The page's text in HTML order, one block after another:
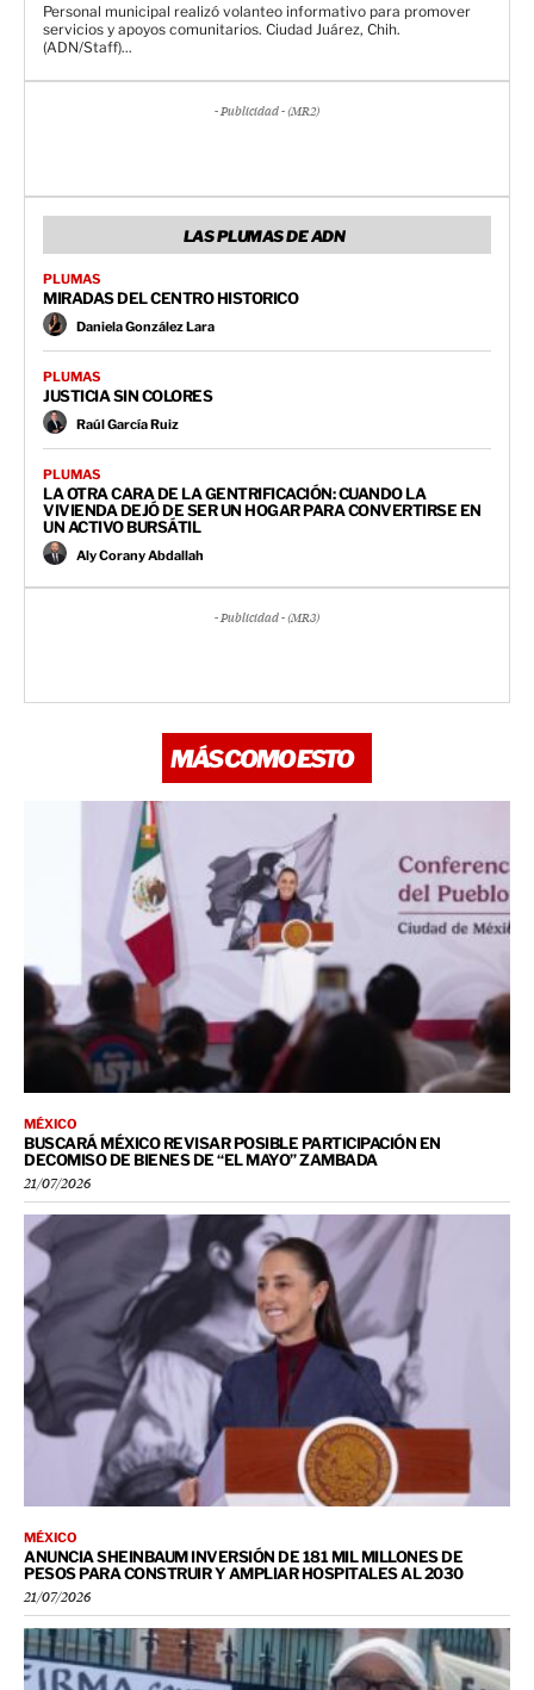
Personal municipal realizó volanteo informativo para promover
servicios y apoyos comunitarios. Ciudad Juárez, Chih.
(ADN/Staff)...
- Publicidad - (MR2)
LAS PLUMAS DE ADN
PLUMAS
MIRADAS DEL CENTRO HISTORICO
Daniela González Lara
PLUMAS
JUSTICIA SIN COLORES
Raúl García Ruiz
PLUMAS
LA OTRA CARA DE LA GENTRIFICACIÓN: CUANDO LA
VIVIENDA DEJÓ DE SER UN HOGAR PARA CONVERTIRSE EN
UN ACTIVO BURSÁTIL
Aly Corany Abdallah
- Publicidad - (MR3)
MÁS COMO ESTO
MÉXICO
BUSCARÁ MÉXICO REVISAR POSIBLE PARTICIPACIÓN EN
DECOMISO DE BIENES DE “EL MAYO” ZAMBADA
21/07/2026
MÉXICO
ANUNCIA SHEINBAUM INVERSIÓN DE 181 MIL MILLONES DE
PESOS PARA CONSTRUIR Y AMPLIAR HOSPITALES AL 2030
21/07/2026